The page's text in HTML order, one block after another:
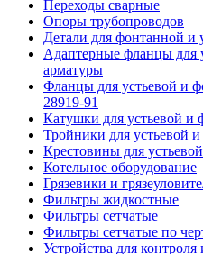
Переходы сварные
Опоры трубопроводов
Детали для фонтанной и
Адаптерные фланцы для
арматуры
Фланцы для устьевой и
28919-91
Катушки для устьевой и
Тройники для устьевой
Крестовины для
Котельное оборудование
Грязевики и
Фильтры жидкостные
Фильтры сетчатые
Фильтры сетчатые по
Устройства для